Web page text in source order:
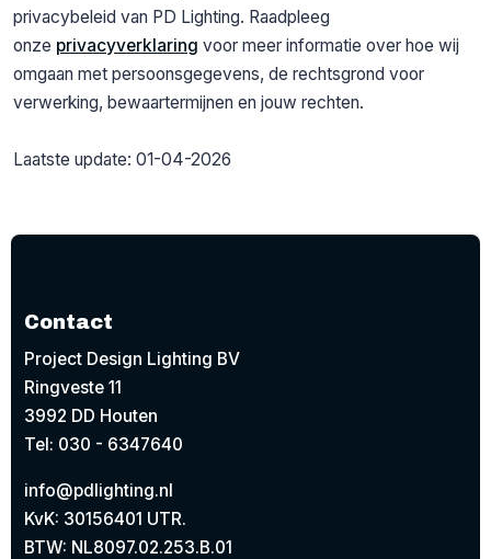
privacybeleid van PD Lighting. Raadpleeg
onze privacyverklaring voor meer informatie over hoe wij
omgaan met persoonsgegevens, de rechtsgrond voor
verwerking, bewaartermijnen en jouw rechten.
Laatste update: 01-04-2026
Contact
Project Design Lighting BV
Ringveste 11
3992 DD Houten
Tel: 030 - 6347640
info@pdlighting.nl
KvK: 30156401 UTR.
BTW: NL8097.02.253.B.01